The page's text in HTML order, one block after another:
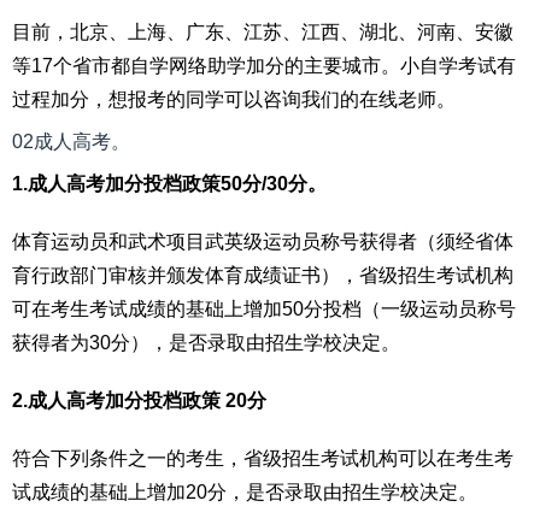
目前，北京、上海、广东、江苏、江西、湖北、河南、安徽
等17个省市都自学网络助学加分的主要城市。小自学考试有
过程加分，想报考的同学可以咨询我们的在线老师。
02成人高考。
1.成人高考加分投档政策50分/30分。
体育运动员和武术项目武英级运动员称号获得者（须经省体
育行政部门审核并颁发体育成绩证书），省级招生考试机构
可在考生考试成绩的基础上增加50分投档（一级运动员称号
获得者为30分），是否录取由招生学校决定。
2.成人高考加分投档政策 20分
符合下列条件之一的考生，省级招生考试机构可以在考生考
试成绩的基础上增加20分，是否录取由招生学校决定。